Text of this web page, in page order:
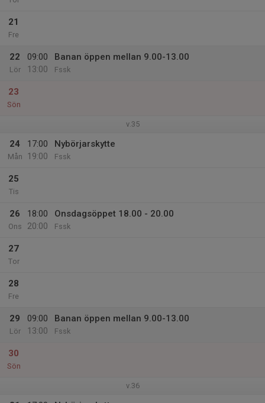
21
Fre
22
Lör
09:00
13:00
Banan öppen mellan 9.00-13.00
Fssk
23
Sön
v.35
24
Mån
17:00
19:00
Nybörjarskytte
Fssk
25
Tis
26
Ons
18:00
20:00
Onsdagsöppet 18.00 - 20.00
Fssk
27
Tor
28
Fre
29
Lör
09:00
13:00
Banan öppen mellan 9.00-13.00
Fssk
30
Sön
v.36